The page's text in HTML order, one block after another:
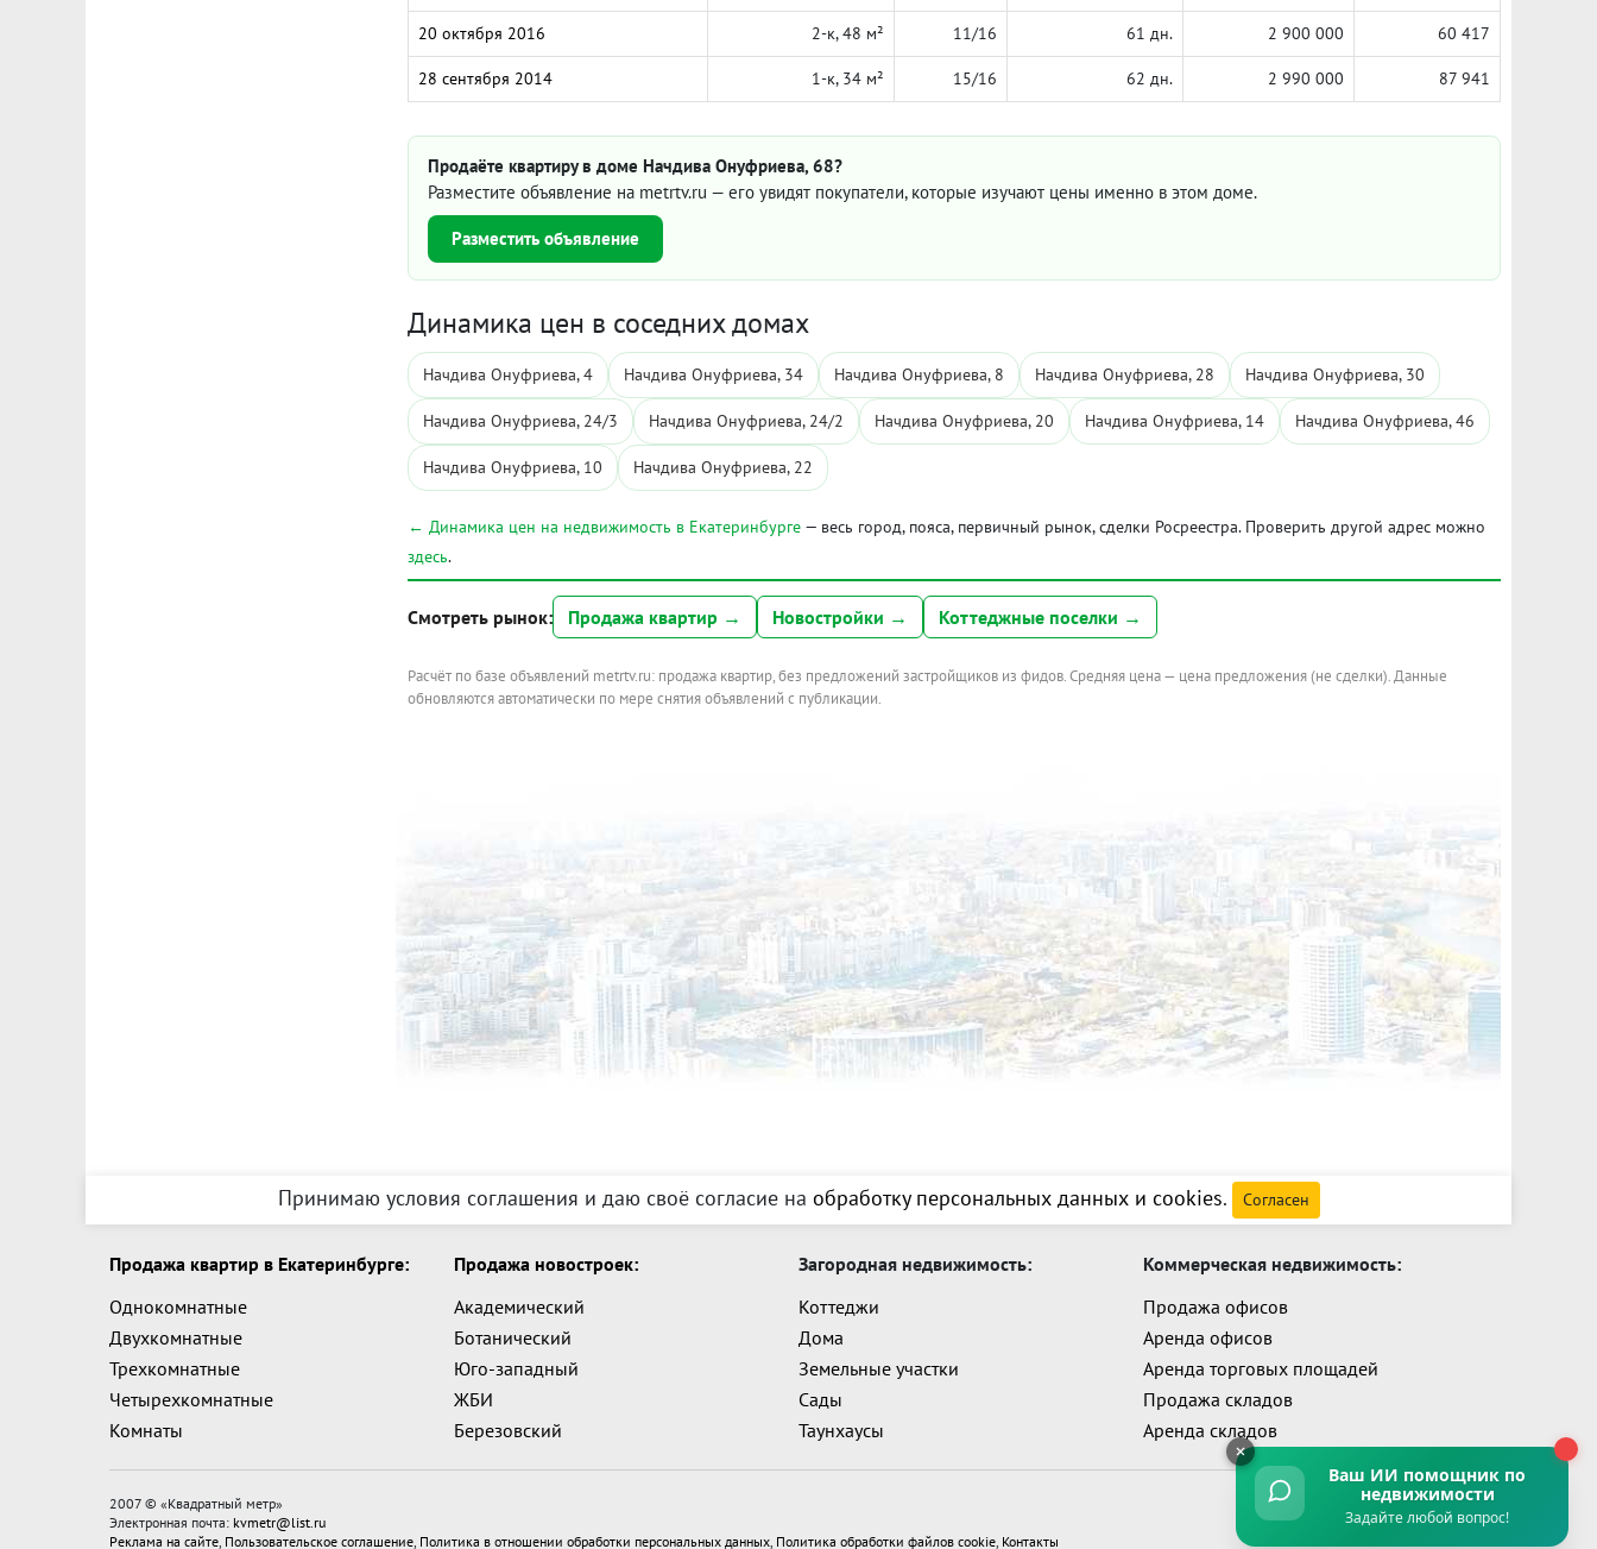
20 октября 2016 2-к, 48 м² 11/16 61 дн. 2 900 000 60 417
28 сентября 2014 1-к, 34 м² 15/16 62 дн. 2 990 000 87 941
Продаёте квартиру в доме Начдива Онуфриева, 68?
Разместите объявление на metrtv.ru — его увидят покупатели, которые изучают цены именно в этом доме.
Разместить объявление
Динамика цен в соседних домах
Начдива Онуфриева, 4 Начдива Онуфриева, 34 Начдива Онуфриева, 8 Начдива Онуфриева, 28 Начдива Онуфриева, 30
Начдива Онуфриева, 24/3 Начдива Онуфриева, 24/2 Начдива Онуфриева, 20 Начдива Онуфриева, 14 Начдива Онуфриева, 46
Начдива Онуфриева, 10 Начдива Онуфриева, 22
← Динамика цен на недвижимость в Екатеринбурге — весь город, пояса, первичный рынок, сделки Росреестра. Проверить другой адрес можно
здесь.
Смотреть рынок: Продажа квартир → Новостройки → Коттеджные поселки →
Расчёт по базе объявлений metrtv.ru: продажа квартир, без предложений застройщиков из фидов. Средняя цена — цена предложения (не сделки). Данные
обновляются автоматически по мере снятия объявлений с публикации.
Принимаю условия соглашения и даю своё согласие на обработку персональных данных и cookies. Согласен
Продажа квартир в Екатеринбурге:
Однокомнатные
Двухкомнатные
Трехкомнатные
Четырехкомнатные
Комнаты
Продажа новостроек:
Академический
Ботанический
Юго-западный
ЖБИ
Березовский
Загородная недвижимость:
Коттеджи
Дома
Земельные участки
Сады
Таунхаусы
Коммерческая недвижимость:
Продажа офисов
Аренда офисов
Аренда торговых площадей
Продажа складов
Аренда складов
2007 © «Квадратный метр»
Электронная почта: kvmetr@list.ru
Реклама на сайте, Пользовательское соглашение, Политика в отношении обработки персональных данных, Политика обработки файлов cookie, Контакты
Ваш ИИ помощник по
недвижимости
Задайте любой вопрос!